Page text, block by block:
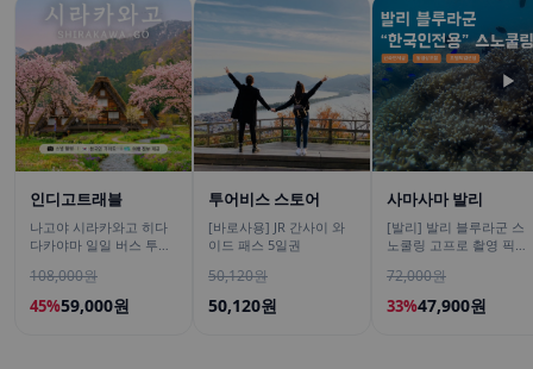
인디고트래블
나고야 시라카와고 히다
다카야마 일일 버스 투어
108,000원
45%59,000원
투어비스 스토어
[바로사용] JR 간사이 와
이드 패스 5일권
50,120원
50,120원
사마사마 발리
[발리] 발리 블루라군 스
노쿨링 고프로 촬영 픽업
체험 산호 열대어
72,000원
33%47,900원
▶